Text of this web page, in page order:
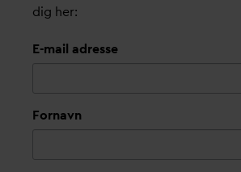
dig her:
E-mail adresse
Fornavn